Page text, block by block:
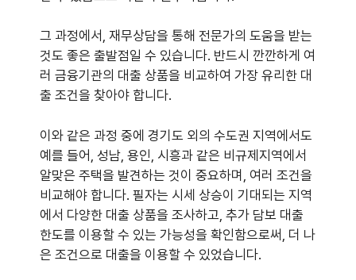
그 과정에서, 재무상담을 통해 전문가의 도움을 받는
것도 좋은 출발점일 수 있습니다. 반드시 깐깐하게 여
러 금융기관의 대출 상품을 비교하여 가장 유리한 대
출 조건을 찾아야 합니다.
이와 같은 과정 중에 경기도 외의 수도권 지역에서도
예를 들어, 성남, 용인, 시흥과 같은 비규제지역에서
알맞은 주택을 발견하는 것이 중요하며, 여러 조건을
비교해야 합니다. 필자는 시세 상승이 기대되는 지역
에서 다양한 대출 상품을 조사하고, 추가 담보 대출
한도를 이용할 수 있는 가능성을 확인함으로써, 더 나
은 조건으로 대출을 이용할 수 있었습니다.